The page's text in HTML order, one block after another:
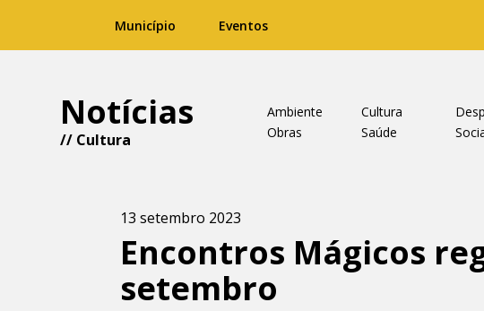
Município Eventos
Notícias
// Cultura
Ambiente Cultura
Obras
Saúde
13 setembro 2023
Encontros Mágicos
setembro